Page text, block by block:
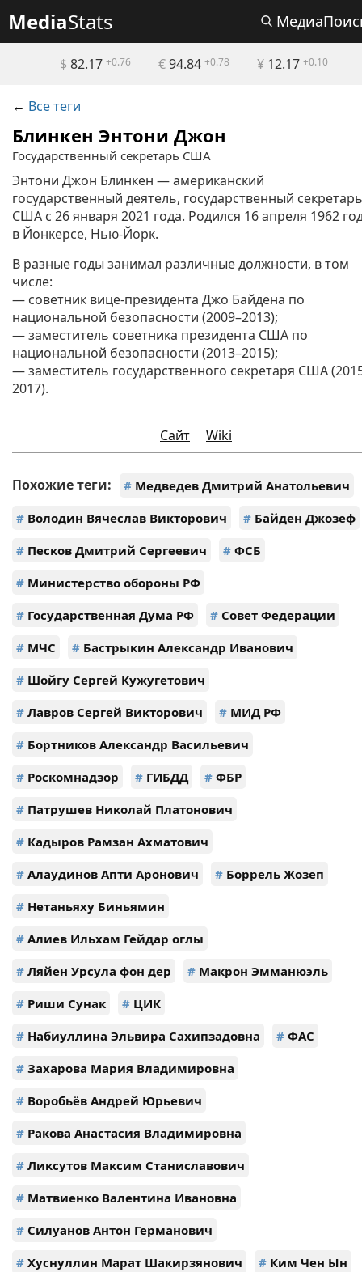
MediaStats
$ 82.17 +0.76 €94.84 +0.78 ¥ 12.17 +0.10
← Все теги
Блинкен Энтони Джон
Государственный секретарь США
Энтони Джон Блинкен — американский
государственный деятель, государственный секретарь
США с 26 января 2021 года. Родился 16 апреля 1962
в Йонкерсе, Нью-Йорк.
В разные годы занимал различные должности, в том
числе:
— советник вице-президента Джо Байдена по
национальной безопасности (2009–2013);
— заместитель советника президента США по
национальной безопасности (2013–2015);
— заместитель государственного секретаря США
2017).
Сайт Wiki
Похожие теги: # Медведев Дмитрий Анатольевич
# Володин Вячеслав Викторович # Байден Джозеф
# Песков Дмитрий Сергеевич # ФСБ
# Министерство обороны РФ
# Государственная Дума РФ # Совет Федерации
# МЧС # Бастрыкин Александр Иванович
# Шойгу Сергей Кужугетович
# Лавров Сергей Викторович # МИД РФ
# Бортников Александр Васильевич
# Роскомнадзор # ГИБДД # ФБР
# Патрушев Николай Платонович
# Кадыров Рамзан Ахматович
# Алаудинов Апти Аронович # Боррель Жозеп
# Нетаньяху Биньямин
# Алиев Ильхам Гейдар оглы
# Ляйен Урсула фон дер # Макрон Эмманюэль
# Риши Сунак # ЦИК
# Набиуллина Эльвира Сахипзадовна # ФАС
# Захарова Мария Владимировна
# Воробьёв Андрей Юрьевич
# Ракова Анастасия Владимировна
# Ликсутов Максим Станиславович
# Матвиенко Валентина Ивановна
# Силуанов Антон Германович
# Хуснуллин Марат Шакирзянович # Ким Чен Ын